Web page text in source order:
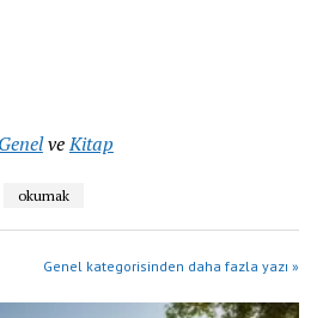
GenelveKitap
okumak
Genel kategorisinden daha fazla yazı »